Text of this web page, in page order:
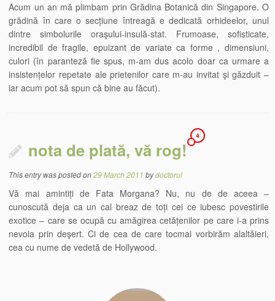
Acum un an mă plimbam prin Grădina Botanică din Singapore. O
grădină în care o secțiune întreagă e dedicată orhideelor, unul
dintre simbolurile oraşului-insulă-stat. Frumoase, sofisticate,
incredibil de fragile, epuizant de variate ca forme , dimensiuni,
culori (în paranteză fie spus, m-am dus acolo doar ca urmare a
insistențelor repetate ale prietenilor care m-au invitat şi găzduit –
iar acum pot să spun că bine au făcut).
nota de plată, vă rog!
4
This entry was posted on29 March 2011 bydoctorul
Vă mai amintiți de Fata Morgana? Nu, nu de de aceea –
cunoscută deja ca un cal breaz de toți cei ce iubesc povestirile
exotice – care se ocupă cu amăgirea cetățenilor pe care i-a prins
nevoia prin deşert. Ci de cea de care tocmai vorbirăm alaltăieri,
cea cu nume de vedetă de Hollywood.